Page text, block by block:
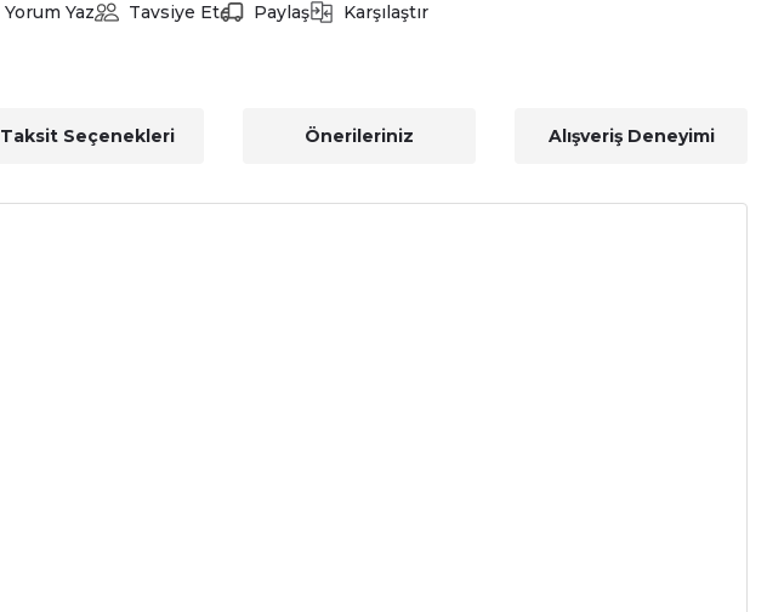
Yorum Yaz Tavsiye Et Paylaş Karşılaştır
Taksit Seçenekleri Önerileriniz Alışveriş Deneyimi